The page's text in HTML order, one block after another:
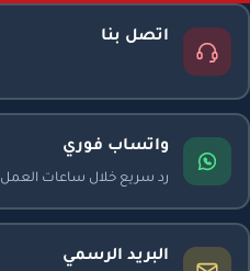
اتصل بنا
واتساب فوري
رد سريع خلال ساعات العمل
البريد الرسمي